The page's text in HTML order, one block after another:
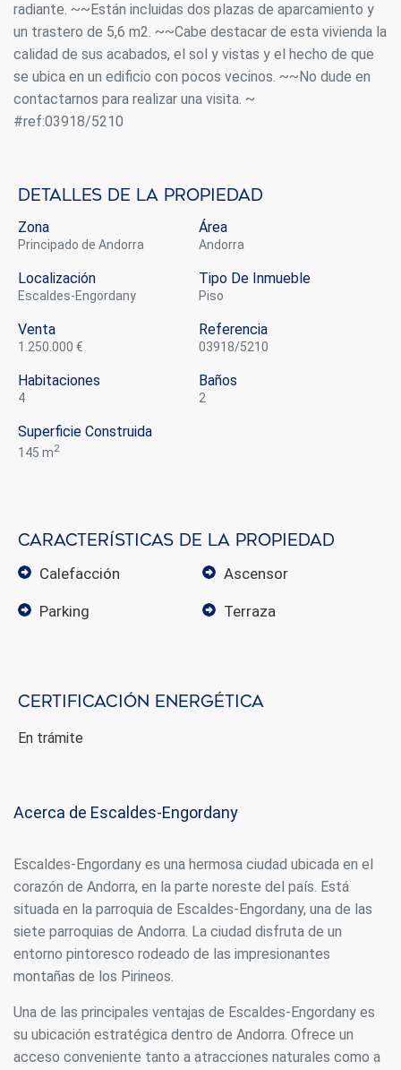
radiante. ~~Están incluidas dos plazas de aparcamiento y
un trastero de 5,6 m2. ~~Cabe destacar de esta vivienda la
calidad de sus acabados, el sol y vistas y el hecho de que
se ubica en un edificio con pocos vecinos. ~~No dude en
contactarnos para realizar una visita. ~
#ref:03918/5210
Detalles de la propiedad
Zona
Principado de Andorra
Área
Andorra
Localización
Escaldes-Engordany
Tipo De Inmueble
piso
Venta
1.250.000 €
Referencia
03918/5210
Habitaciones
4
Baños
2
Superficie Construida
145 m2
Características de la propiedad
calefacción ascensor
parking terraza
Certificación energética
En trámite
Acerca de Escaldes-Engordany
Escaldes-Engordany es una hermosa ciudad ubicada en el
corazón de Andorra, en la parte noreste del país. Está
situada en la parroquia de Escaldes-Engordany, una de las
siete parroquias de Andorra. La ciudad disfruta de un
entorno pintoresco rodeado de las impresionantes
montañas de los Pirineos.
Una de las principales ventajas de Escaldes-Engordany es
su ubicación estratégica dentro de Andorra. Ofrece un
acceso conveniente tanto a atracciones naturales como a
Modificar cookies
Este sitio web utiliza Cookies propias para recopilar
información con la finalidad de mejorar nuestros servicios.
Si continua navegando, supone la aceptación de la